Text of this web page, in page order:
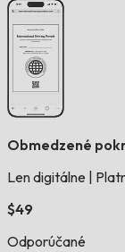
Obmedzené
Len digitálne
$49
Odporúčané